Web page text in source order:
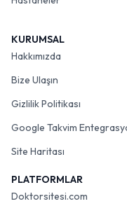
KURUMSAL
Hakkımızda
Bize Ulaşın
Gizlilik Politikası
Google Takvim
Site Haritası
PLATFORMLAR
Doktorsitesi.com